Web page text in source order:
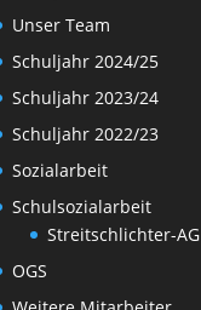
Unser Team
Schuljahr 2024/25
Schuljahr 2023/24
Schuljahr 2022/23
Sozialarbeit
Schulsozialarbeit
Streitschlichter-AG
OGS